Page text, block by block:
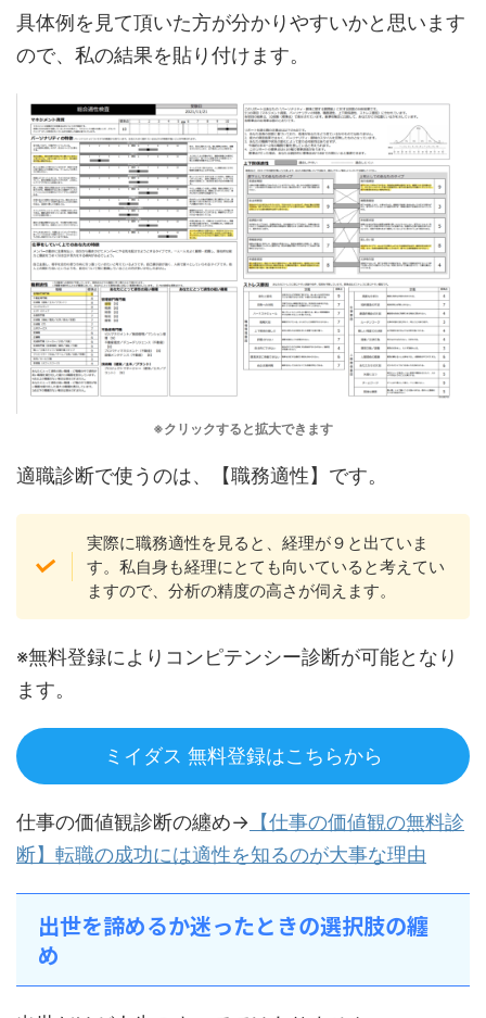
具体例を見て頂いた方が分かりやすいかと思います
ので、私の結果を貼り付けます。
※クリックすると拡大できます
適職診断で使うのは、【職務適性】です。
実際に職務適性を見ると、経理が９と出ていま
す。私自身も経理にとても向いていると考えてい
ますので、分析の精度の高さが伺えます。
※無料登録によりコンピテンシー診断が可能となり
ます。
ミイダス 無料登録はこちらから
仕事の価値観診断の纏め→ 【仕事の価値観の無料診
断】転職の成功には適性を知るのが大事な理由
出世を諦めるか迷ったときの選択肢の纏
め